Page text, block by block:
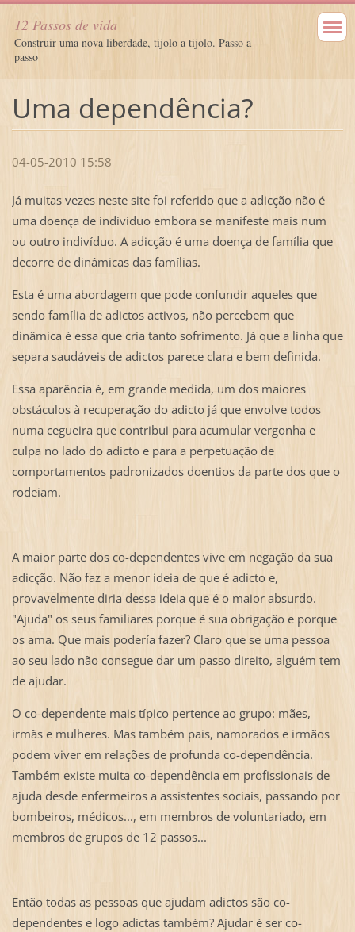
12 Passos de vida
Construir uma nova liberdade, tijolo a tijolo. Passo a
passo
Uma dependência?
04-05-2010 15:58
Já muitas vezes neste site foi referido que a adicção não é
uma doença de indivíduo embora se manifeste mais num
ou outro indivíduo. A adicção é uma doença de família que
decorre de dinâmicas das famílias.
Esta é uma abordagem que pode confundir aqueles que
sendo família de adictos activos, não percebem que
dinâmica é essa que cria tanto sofrimento. Já que a linha que
separa saudáveis de adictos parece clara e bem definida.
Essa aparência é, em grande medida, um dos maiores
obstáculos à recuperação do adicto já que envolve todos
numa cegueira que contribui para acumular vergonha e
culpa no lado do adicto e para a perpetuação de
comportamentos padronizados doentios da parte dos que o
rodeiam.
A maior parte dos co-dependentes vive em negação da sua
adicção. Não faz a menor ideia de que é adicto e,
provavelmente diria dessa ideia que é o maior absurdo.
"Ajuda" os seus familiares porque é sua obrigação e porque
os ama. Que mais podería fazer? Claro que se uma pessoa
ao seu lado não consegue dar um passo direito, alguém tem
de ajudar.
O co-dependente mais típico pertence ao grupo: mães,
irmãs e mulheres. Mas também pais, namorados e irmãos
podem viver em relações de profunda co-dependência.
Também existe muita co-dependência em profissionais de
ajuda desde enfermeiros a assistentes sociais, passando por
bombeiros, médicos..., em membros de voluntariado, em
membros de grupos de 12 passos...
Então todas as pessoas que ajudam adictos são co-
dependentes e logo adictas também? Ajudar é ser co-